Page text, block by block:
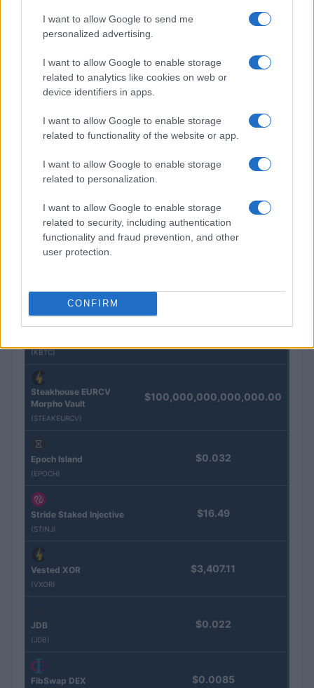
I want to allow Google to send me
personalized advertising.
I want to allow Google to enable storage
related to analytics like cookies on web or
device identifiers in apps.
I want to allow Google to enable storage
related to functionality of the website or app.
I want to allow Google to enable storage
related to personalization.
I want to allow Google to enable storage
related to security, including authentication
functionality and fraud prevention, and other
user protection.
CONFIRM
Petrolio in calo: Brent a 91.82 USD, ribassi diffusi tra le
QUOTAZIONI CRYPTO
Nome Prezzo
Eureka Bridged PAX
Kinza Babylon Staked
(KBTC)
$83,270.00
Steakhouse EURCV
Morpho Vault
(STEAKEURCV)
$100,000,000,000,000.00
Epoch Island
(EPOCH)
$0.032
Stride Staked Injective
(STINJ)
$16.49
Vested XOR
(VXOR)
$3,407.11
JDB
(JDB)
$0.022
FibSwap DEX $0.0085